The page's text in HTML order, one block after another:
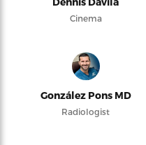
Cinema
González Pons MD
Radiologist